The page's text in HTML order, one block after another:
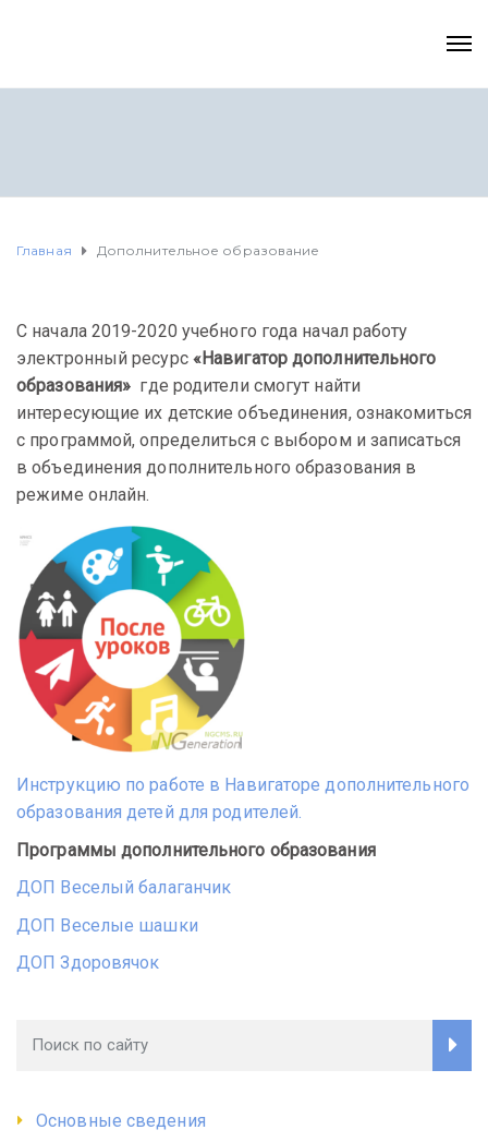
Главная Дополнительное образование
С начала 2019-2020 учебного года начал работу
электронный ресурс «Навигатор дополнительного
образования» где родители смогут найти
интересующие их детские объединения, ознакомиться
с программой, определиться с выбором и записаться
в объединения дополнительного образования в
режиме онлайн.
Инструкцию по работе в Навигаторе дополнительного
образования детей для родителей.
Программы дополнительного образования
ДОП Веселый балаганчик
ДОП Веселые шашки
ДОП Здоровячок
Основные сведения